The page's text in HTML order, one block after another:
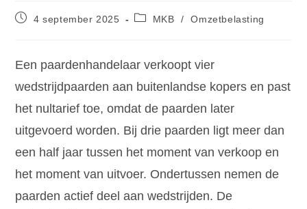
4 september 2025 MKB / Omzetbelasting
Een paardenhandelaar verkoopt vier
wedstrijdpaarden aan buitenlandse kopers en past
het nultarief toe, omdat de paarden later
uitgevoerd worden. Bij drie paarden ligt meer dan
een half jaar tussen het moment van verkoop en
het moment van uitvoer. Ondertussen nemen de
paarden actief deel aan wedstrijden. De